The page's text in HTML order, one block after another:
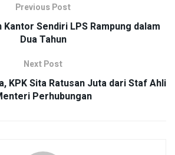
Previous Post
Sendiri LPS Rampung dalam
Dua Tahun
Next Post
KPK Sita Ratusan Juta dari Staf Ahli
Perhubungan